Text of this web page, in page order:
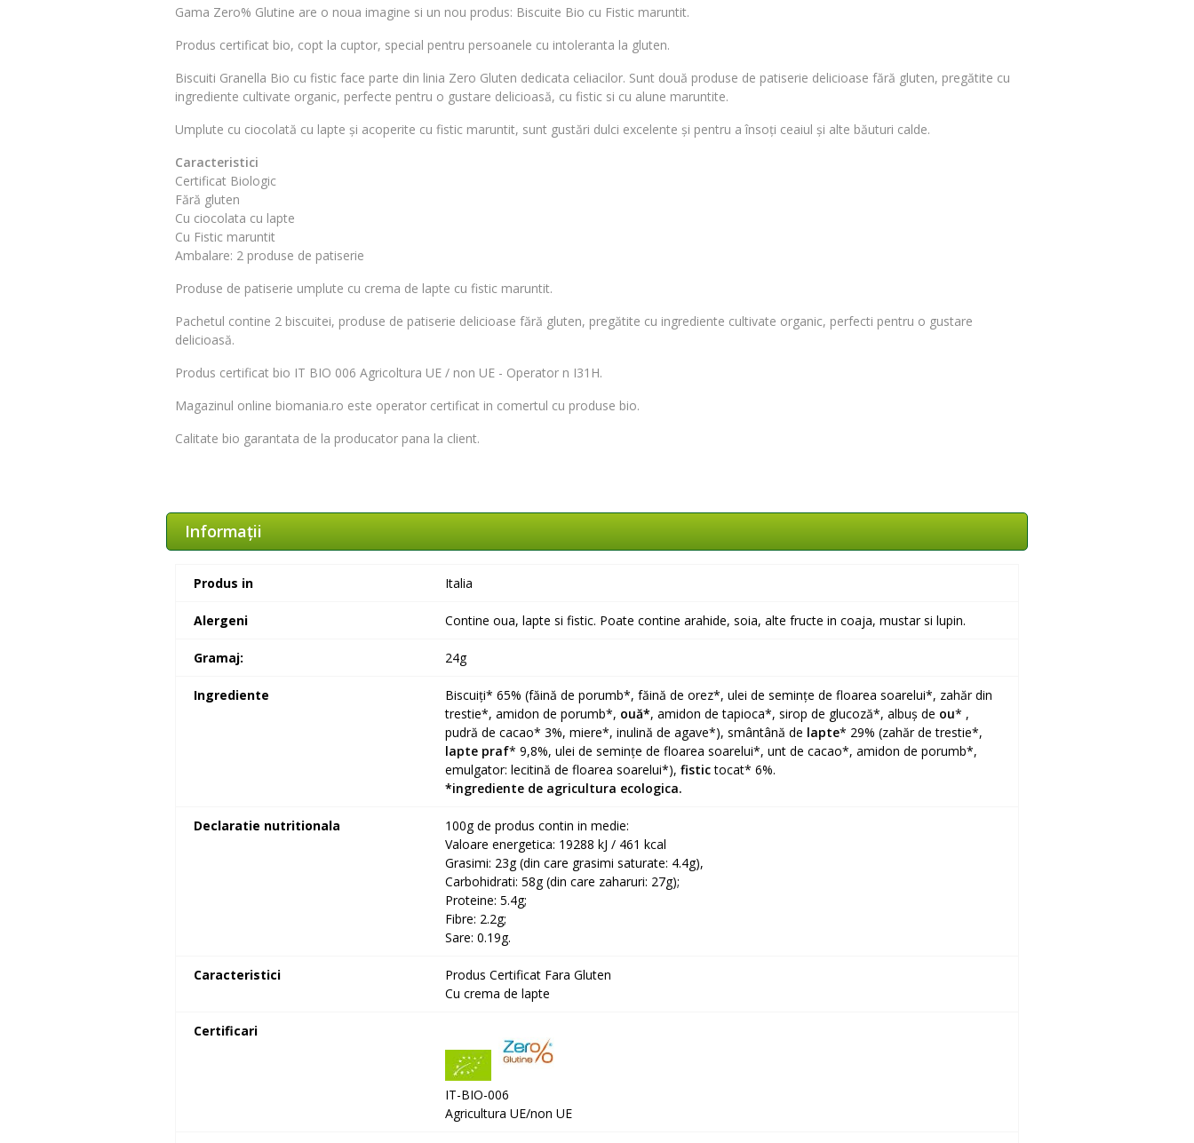
Gama Zero% Glutine are o noua imagine si un nou produs: Biscuite Bio cu Fistic maruntit.
Produs certificat bio, copt la cuptor, special pentru persoanele cu intoleranta la gluten.
Biscuiti Granella Bio cu fistic face parte din linia Zero Gluten dedicata celiacilor. Sunt două produse de patiserie delicioase fără gluten, pregătite cu
ingrediente cultivate organic, perfecte pentru o gustare delicioasă, cu fistic si cu alune maruntite.
Umplute cu ciocolată cu lapte și acoperite cu fistic maruntit, sunt gustări dulci excelente și pentru a însoți ceaiul și alte băuturi calde.
Caracteristici
Certificat Biologic
Fără gluten
Cu ciocolata cu lapte
Cu Fistic maruntit
Ambalare: 2 produse de patiserie
Produse de patiserie umplute cu crema de lapte cu fistic maruntit.
Pachetul contine 2 biscuitei, produse de patiserie delicioase fără gluten, pregătite cu ingrediente cultivate organic, perfecti pentru o gustare
delicioasă.
Produs certificat bio IT BIO 006 Agricoltura UE / non UE - Operator n I31H.
Magazinul online biomania.ro este operator certificat in comertul cu produse bio.
Calitate bio garantata de la producator pana la client.
Informaţii
Produs in Italia
Alergeni Contine oua, lapte si fistic. Poate contine arahide, soia, alte fructe in coaja, mustar si lupin.
Gramaj: 24g
Ingrediente
Biscuiți* 65% (făină de porumb*, făină de orez*, ulei de semințe de floarea soarelui*, zahăr din
trestie*, amidon de porumb*, ouă*, amidon de tapioca*, sirop de glucoză*, albuș de ou* ,
pudră de cacao* 3%, miere*, inulină de agave*), smântână de lapte* 29% (zahăr de trestie*,
lapte praf* 9,8%, ulei de semințe de floarea soarelui*, unt de cacao*, amidon de porumb*,
emulgator: lecitină de floarea soarelui*), fistictocat* 6%.
*ingrediente de agricultura ecologica.
Declaratie nutritionala
100g de produs contin in medie:
Valoare energetica: 19288 kJ / 461 kcal
Grasimi: 23g (din care grasimi saturate: 4.4g),
Carbohidrati: 58g (din care zaharuri: 27g);
Proteine: 5.4g;
Fibre: 2.2g;
Sare: 0.19g.
Caracteristici
Produs Certificat Fara Gluten
Cu crema de lapte
Certificari
IT-BIO-006
Agricultura UE/non UE